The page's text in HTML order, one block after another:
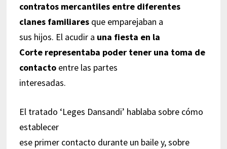
contratos mercantiles entre diferentes
clanes familiaresque emparejaban a
sus hijos. El acudir a una fiesta en la
Corte representaba poder tener una toma de
contactoentre las partes
interesadas.
El tratado ‘Leges Dansandi’ hablaba sobre cómo
establecer
ese primer contacto durante un baile y, sobre